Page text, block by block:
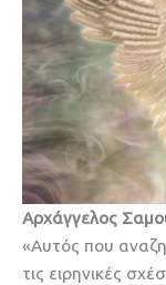
Αρχάγγελος
«Αυτός που
τις ειρηνικές